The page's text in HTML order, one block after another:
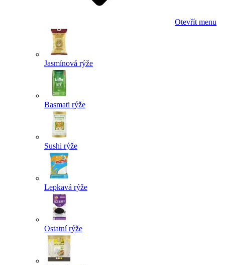
Otevřít menu
Jasmínová rýže
Basmati rýže
Sushi rýže
Lepkavá rýže
Ostatní rýže